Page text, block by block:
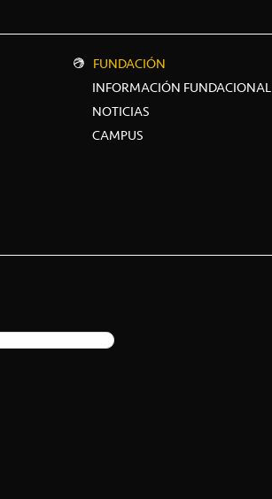
FUNDACIÓN
INFORMACIÓN FUNDACIONAL
NOTICIAS
CAMPUS